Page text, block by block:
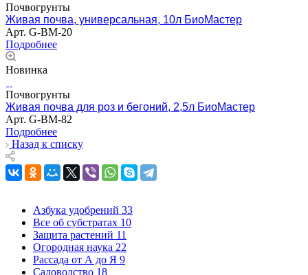
Почвогрунты
Живая почва, универсальная, 10л БиоМастер
Арт. G-BM-20
Подробнее
Новинка
Почвогрунты
Живая почва для роз и бегоний, 2,5л БиоМастер
Арт. G-BM-82
Подробнее
Назад к списку
Азбука удобрений 33
Все об субстратах 10
Защита растений 11
Огородная наука 22
Рассада от А до Я 9
Садоводство 18